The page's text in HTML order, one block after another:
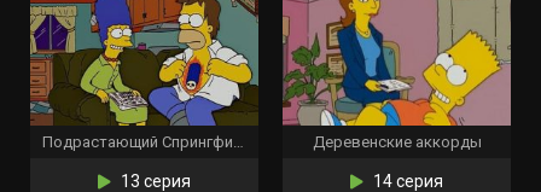
Подрастающий Спрингфилд
13 серия
Деревенские аккорды
14 серия